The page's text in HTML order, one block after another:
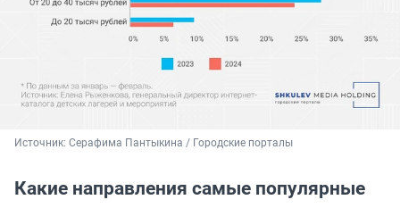
Источник: Серафима Пантыкина / Городские порталы
Какие направления самые популярные